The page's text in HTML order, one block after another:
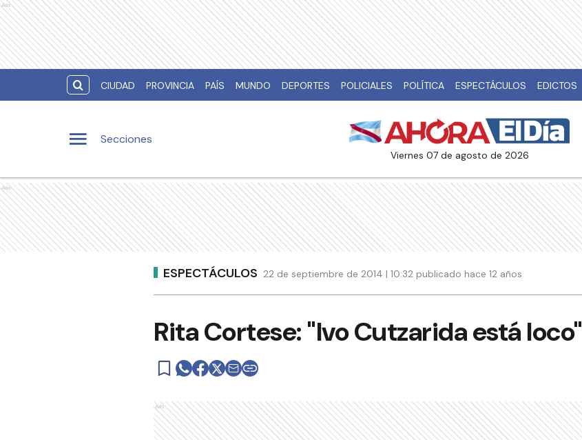
Ads
CIUDAD PROVINCIA PAÍS MUNDO DEPORTES POLICIALES POLÍTICA ESPECTÁCULOS EDICTOS
Secciones
viernes 07 de agosto de 2026
Ads
ESPECTÁCULOS 22 de septiembre de 2014 | 10:32 publicado hace 12 años
Rita Cortese: "Ivo Cutzarida está loco"
Ads